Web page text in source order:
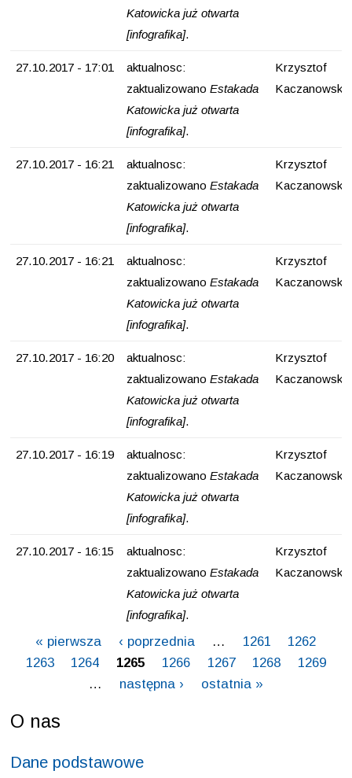
Menu
O nas
Dane podstawowe
Katowicka już otwarta
[infografika].
27.10.2017 - 17:01
aktualnosc:
zaktualizowanoEstakada
Katowicka już otwarta
[infografika].
Krzysztof
Kaczanowski
27.10.2017 - 16:21
aktualnosc:
zaktualizowanoEstakada
Katowicka już otwarta
[infografika].
Krzysztof
Kaczanowski
27.10.2017 - 16:21
aktualnosc:
zaktualizowanoEstakada
Katowicka już otwarta
[infografika].
Krzysztof
Kaczanowski
27.10.2017 - 16:20
aktualnosc:
zaktualizowanoEstakada
Katowicka już otwarta
[infografika].
Krzysztof
Kaczanowski
27.10.2017 - 16:19
aktualnosc:
zaktualizowanoEstakada
Katowicka już otwarta
[infografika].
Krzysztof
Kaczanowski
27.10.2017 - 16:15
aktualnosc:
zaktualizowanoEstakada
Katowicka już otwarta
[infografika].
Krzysztof
Kaczanowski
Strony
« pierwsza ‹ poprzednia … 1261
1262
1263
1264 1265 1266 1267 1268
1269
…
następna › ostatnia »